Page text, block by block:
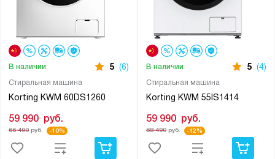
Стиральная машина
Korting KWM 60DS1260
В наличии 5 (6)
59 990 руб.
66 490руб. -10%
Cтиральная машина
Korting KWM 55IS1414
В наличии 5 (4)
59 990 руб.
68 490руб. -12%